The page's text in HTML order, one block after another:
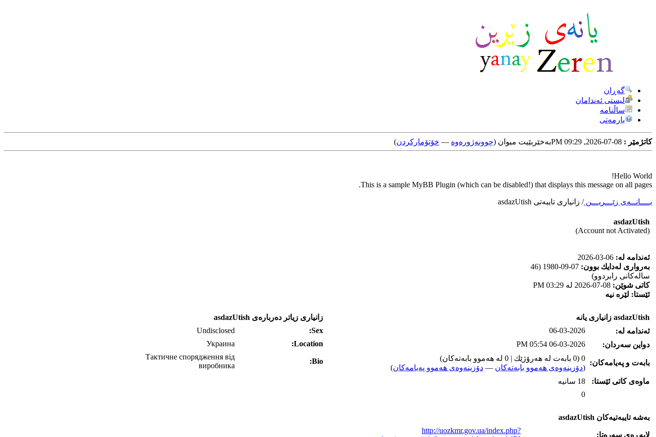
گه‌ڕان
لیستی ئه‌ندامان
ساڵنامه
یارمه‌تی
کاتژمێر : به‌خێربێیت میوان (چوونه‌ژوره‌وه‌ — خۆتۆمارکردن)
Hello World!
This is a sample MyBB Plugin (which can be disabled!) that displays this message on all pages.
یــــانــه‌ی زێـــریـــن/ زانیاری تایبه‌تی asdazUtish
asdazUtish
(Account not Activated)
ئه‌ندامه‌ له‌:
به‌رواری له‌دایك بوون:
07-09-1980 (46
ساله‌كانی رابردوو)
كاتی شوێن:
ئێستا: لێره‌ نیه‌
asdazUtish زانیاری یانه‌
ئه‌ندامه‌ له‌:
06-03-2026
دواین سه‌ردان:
06-03-2026 05:54 PM
بابه‌ت و په‌یامه‌کان:
0 (0 بابه‌ت له‌ هه‌رۆژێك | 0 له‌ هه‌موو بابه‌ته‌كان)
(دۆزینه‌وه‌ی هه‌موو بابه‌ته‌کان — دۆزینه‌وه‌ی هه‌موو په‌یامه‌کان)
ماوه‌ی كاتی ئێستا:
18 سانیه‌
0
به‌شه‌ تایبه‌تیه‌کان asdazUtish
لاپه‌ڕه‌ی سه‌ره‌تا:
http://uozkmr.gov.ua/index.php?
زانیاری زیاتر ده‌رباره‌ی asdazUtish
Sex:
Undisclosed
Location:
Украина
Bio:
Тактичне спорядження від
виробника